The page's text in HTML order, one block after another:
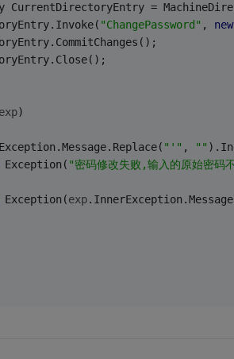
CurrentDirectoryEntry =
"ChangePassword" , new
exp)
"'" , ""
"密码修改失败,输入的原始密码
exp